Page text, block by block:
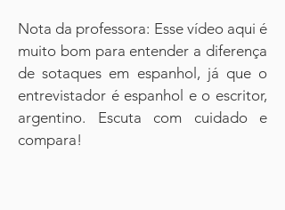
Nota da professora: Esse vídeo aqui é
muito bom para entender a diferença
de sotaques em espanhol, já que o
entrevistador é espanhol e o escritor,
argentino. Escuta com cuidado e
compara!